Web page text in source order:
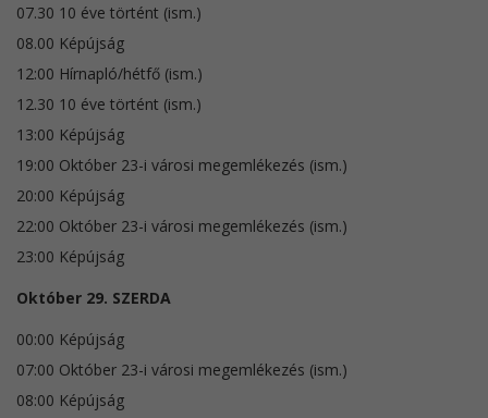
07.30 10 éve történt (ism.)
08.00 Képújság
12:00 Hírnapló/hétfő (ism.)
12.30 10 éve történt (ism.)
13:00 Képújság
19:00 Október 23-i városi megemlékezés (ism.)
20:00 Képújság
22:00 Október 23-i városi megemlékezés (ism.)
23:00 Képújság
Október 29. SZERDA
00:00 Képújság
07:00 Október 23-i városi megemlékezés (ism.)
08:00 Képújság